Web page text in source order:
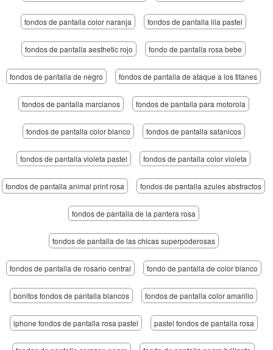
fondos de pantalla color naranja fondos de pantalla lila pastel
fondos de pantalla aesthetic rojo fondo de pantalla rosa bebe
fondos de pantalla de negro fondos de pantalla de ataque a los titanes
fondos de pantalla marcianos fondos de pantalla para motorola
fondos de pantalla color blanco fondos de pantalla satanicos
fondos de pantalla violeta pastel fondos de pantalla color violeta
fondos de pantalla animal print rosa fondos de pantalla azules abstractos
fondos de pantalla de la pantera rosa
fondos de pantalla de las chicas superpoderosas
fondos de pantalla de rosario central fondo de pantalla de color blanco
bonitos fondos de pantalla blancos fondos de pantalla color amarillo
iphone fondos de pantalla rosa pastel pastel fondos de pantalla rosa